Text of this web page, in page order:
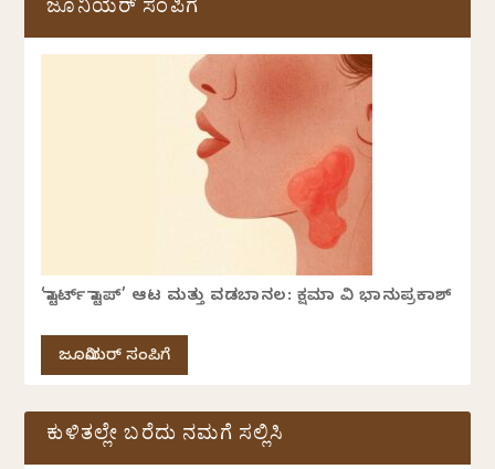
ಜೂನಿಯರ್ ಸಂಪಿಗೆ
‘ಸ್ಟಾರ್ಟ್ ಸ್ಟಾಪ್’ ಆಟ ಮತ್ತು ವಡಬಾನಲ: ಕ್ಷಮಾ ವಿ ಭಾನುಪ್ರಕಾಶ್
ಜೂನಿಯರ್ ಸಂಪಿಗೆ
ಕುಳಿತಲ್ಲೇ ಬರೆದು ನಮಗೆ ಸಲ್ಲಿಸಿ